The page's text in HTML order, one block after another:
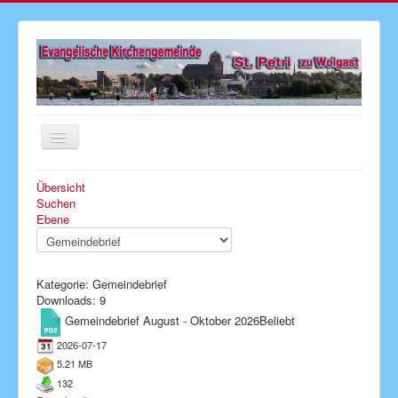
Navigation
Startseite
Aktuelles
Gottesdienste
Gemeindebrief
Kirchenmusik
Senioren
Kinder & Jugend
Übersicht
Suchen
Ebene
Kategorie: Gemeindebrief
Downloads: 9
Gemeindebrief August - Oktober 2026Beliebt
2026-07-17
5.21 MB
132